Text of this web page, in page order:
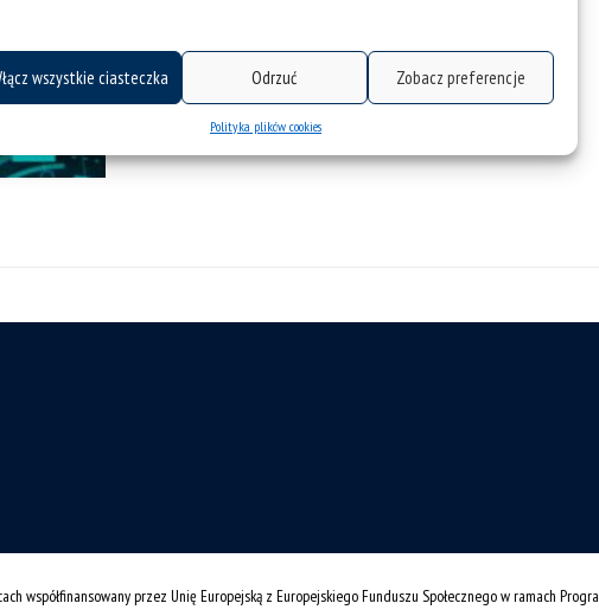
wszystkie ciasteczka Odrzuć Zobacz preferencje
Polityka plików cookies
współfinansowany przez Unię Europejską z Europejskiego Funduszu Społecznego w ramach